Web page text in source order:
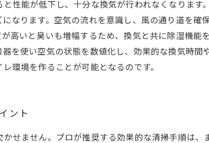
性能が低下し、十分な換気が行われなくなりま
なります。空気の流れを意識し、風の通り道を
高いと臭いも増幅するため、換気と共に除湿機能
を使い空気の状態を数値化し、効果的な換気時間
環境を作ることが可能となるのです。
ント
かせません。プロが推奨する効果的な清掃手順は